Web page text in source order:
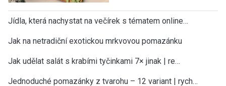
Jídla, která nachystat na večírek s tématem online…
Jak na netradiční exotickou mrkvovou pomazánku
Jak udělat salát s krabími tyčinkami 7× jinak | re…
Jednoduché pomazánky z tvarohu – 12 variant | rych…